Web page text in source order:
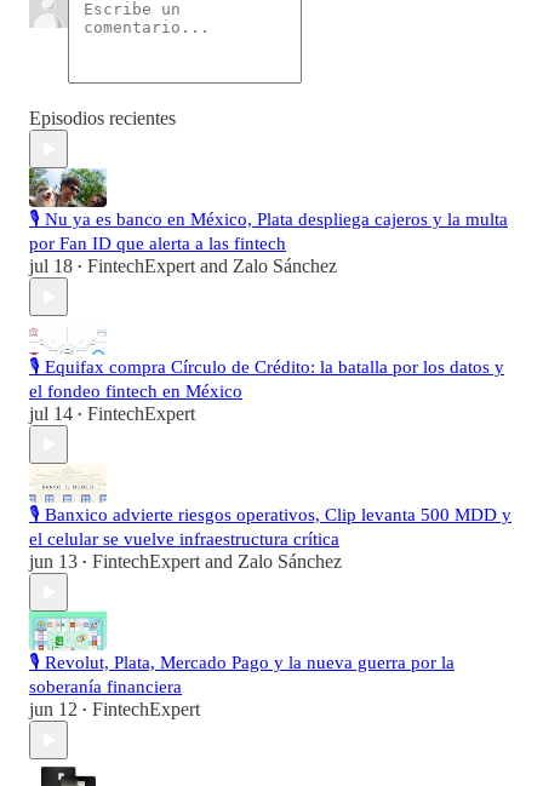
Episodios recientes
🎙️ Nu ya es banco en México, Plata despliega cajeros y la multa
por Fan ID que alerta a las fintech
jul 18 • FintechExpert and Zalo Sánchez
🎙️ Equifax compra Círculo de Crédito: la batalla por los datos y
el fondeo fintech en México
jul 14 • FintechExpert
🎙️ Banxico advierte riesgos operativos, Clip levanta 500 MDD y
el celular se vuelve infraestructura crítica
jun 13 • FintechExpert and Zalo Sánchez
🎙️ Revolut, Plata, Mercado Pago y la nueva guerra por la
soberanía financiera
jun 12 • FintechExpert